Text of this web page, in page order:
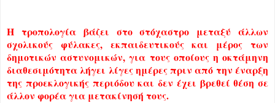
Η τροπολογία βάζει στο στόχαστρο μεταξύ άλλων
σχολικούς φύλακες, εκπαιδευτικούς και μέρος των
δημοτικών αστυνομικών, για τους οποίους η οκτάμηνη
διαθεσιμότητα λήγει λίγες ημέρες πριν από την έναρξη
της προεκλογικής περιόδου και δεν έχει βρεθεί θέση σε
άλλον φορέα για μετακίνησή τους.